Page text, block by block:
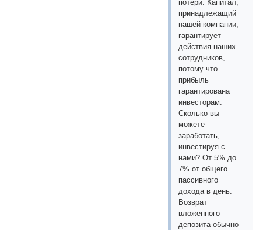
потери. Капитал,
принадлежащий
нашей компании,
гарантирует
действия наших
сотрудников,
потому что
прибыль
гарантирована
инвесторам.
Сколько вы
можете
заработать,
инвестируя с
нами? От 5% до
7% от общего
пассивного
дохода в день.
Возврат
вложенного
депозита обычно